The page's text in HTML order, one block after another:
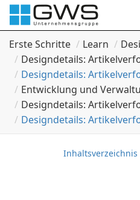
Erste Schritte
Learn
Designdetails:
Designdetails:
Entwicklung und
Designdetails:
Designdetails: